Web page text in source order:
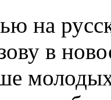
нa
в